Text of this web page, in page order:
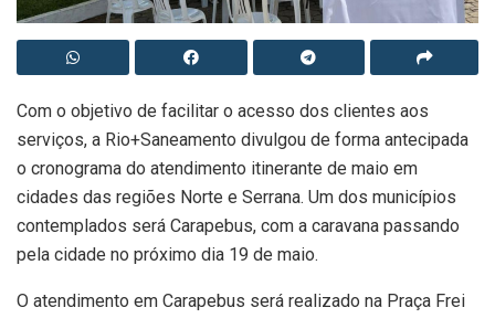
Com o objetivo de facilitar o acesso dos clientes aos
serviços, a Rio+Saneamento divulgou de forma antecipada
o cronograma do atendimento itinerante de maio em
cidades das regiões Norte e Serrana. Um dos municípios
contemplados será Carapebus, com a caravana passando
pela cidade no próximo dia 19 de maio.
O atendimento em Carapebus será realizado na Praça Frei